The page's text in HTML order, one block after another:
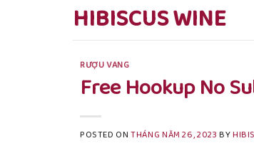
HIBISCUS WINE
RƯỢU VANG
Free Hookup No
POSTED ONTHÁNG NĂM 26, 2023 BY